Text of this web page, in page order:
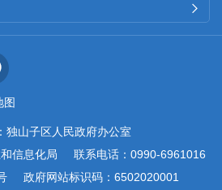

图
独山子区人民政府办公室
信息化局
联系电话：0990-6961016
政府网站标识码：6502020001